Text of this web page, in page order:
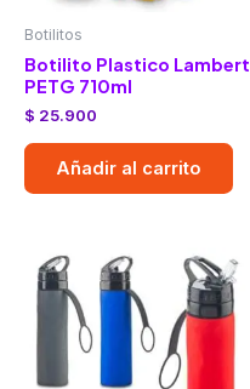
Botilitos
Botilito Plastico Lambert
PETG 710ml
$ 25.900
Añadir al carrito